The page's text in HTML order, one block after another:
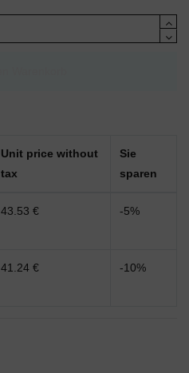
Unit price without
tax
Sie
sparen
43.53 € -5%
41.24 € -10%